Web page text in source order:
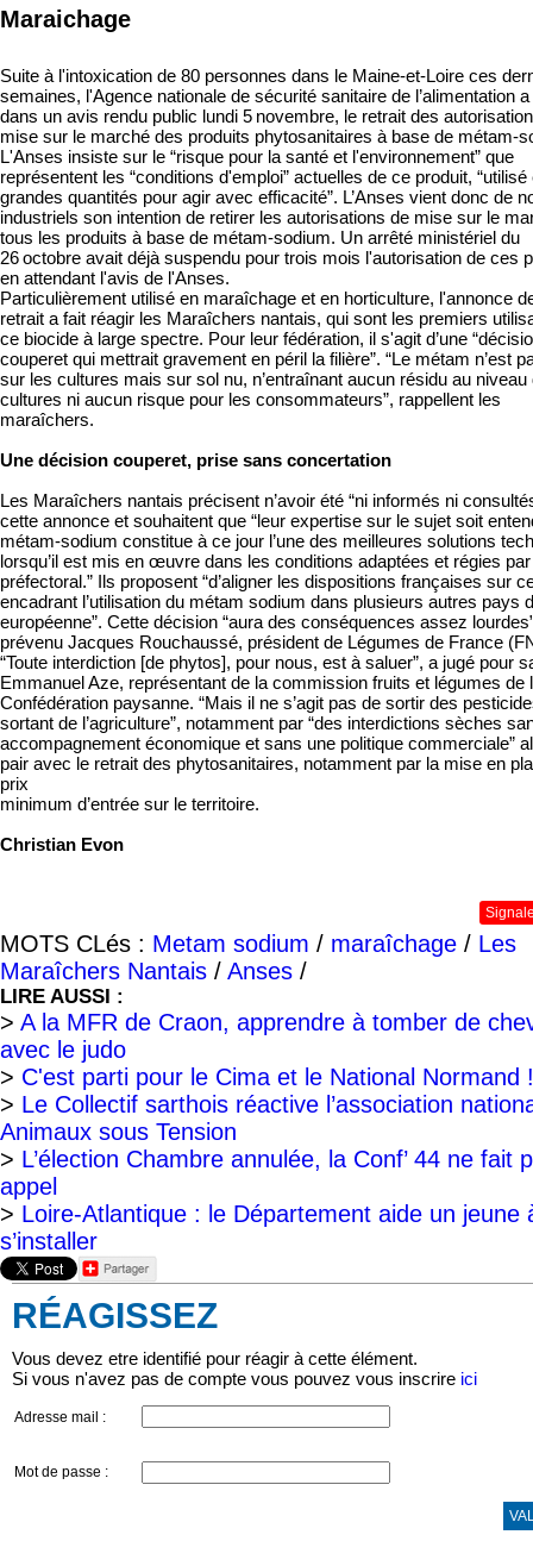
Maraichage
Suite à l'intoxication de 80 personnes dans le Maine-et-Loire ces
semaines, l'Agence nationale de sécurité sanitaire de l’alimentation
dans un avis rendu public lundi 5 novembre, le retrait des
mise sur le marché des produits phytosanitaires à base de métam-
L'Anses insiste sur le “risque pour la santé et l'environnement” que
représentent les “conditions d'emploi” actuelles de ce produit, “utilisé
grandes quantités pour agir avec efficacité”. L’Anses vient donc de
industriels son intention de retirer les autorisations de mise sur le
tous les produits à base de métam-sodium. Un arrêté ministériel du
26 octobre avait déjà suspendu pour trois mois l'autorisation de ces
en attendant l'avis de l'Anses.
Particulièrement utilisé en maraîchage et en horticulture, l'annonce
retrait a fait réagir les Maraîchers nantais, qui sont les premiers
ce biocide à large spectre. Pour leur fédération, il s'agit d’une
couperet qui mettrait gravement en péril la filière”. “Le métam n’est
sur les cultures mais sur sol nu, n’entraînant aucun résidu au niveau
cultures ni aucun risque pour les consommateurs”, rappellent les
maraîchers.
Une décision couperet, prise sans concertation
Les Maraîchers nantais précisent n’avoir été “ni informés ni
cette annonce et souhaitent que “leur expertise sur le sujet soit
métam-sodium constitue à ce jour l’une des meilleures solutions
lorsqu’il est mis en œuvre dans les conditions adaptées et régies
préfectoral.” Ils proposent “d’aligner les dispositions françaises sur
encadrant l’utilisation du métam sodium dans plusieurs autres pays
européenne”. Cette décision “aura des conséquences assez
prévenu Jacques Rouchaussé, président de Légumes de France
“Toute interdiction [de phytos], pour nous, est à saluer”, a jugé pour
Emmanuel Aze, représentant de la commission fruits et légumes de
Confédération paysanne. “Mais il ne s’agit pas de sortir des
sortant de l’agriculture”, notamment par “des interdictions sèches
accompagnement économique et sans une politique commerciale”
pair avec le retrait des phytosanitaires, notamment par la mise en
prix
minimum d’entrée sur le territoire.
Christian Evon
MOTS CLés : Metam sodium / maraîchage / Les
Maraîchers Nantais / Anses /
LIRE AUSSI :
> A la MFR de Craon, apprendre à tomber de
avec le judo
> C'est parti pour le Cima et le National Normand !
> Le Collectif sarthois réactive l’association
Animaux sous Tension
> L’élection Chambre annulée, la Conf’ 44 ne fait
appel
> Loire-Atlantique : le Département aide un jeune
s’installer
RÉAGISSEZ
Vous devez etre identifié pour réagir à cette élément.
Si vous n'avez pas de compte vous pouvez vous inscrire ici
Adresse mail :
Mot de passe :